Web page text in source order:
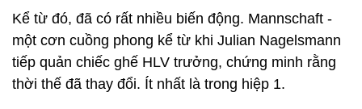
Kể từ đó, đã có rất nhiều biến động. Mannschaft -
một cơn cuồng phong kể từ khi Julian Nagelsmann
tiếp quản chiếc ghế HLV trưởng, chứng minh rằng
thời thế đã thay đổi. Ít nhất là trong hiệp 1.